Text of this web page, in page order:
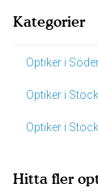
Kategorier
Optiker i
Optiker i
Optiker i
Hitta fler